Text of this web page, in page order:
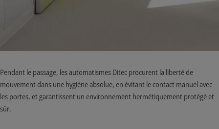
Pendant le passage, les automatismes Ditec procurent la liberté de
mouvement dans une hygiène absolue, en évitant le contact manuel avec
les portes, et garantissent un environnement hermétiquement protégé et
sûr.